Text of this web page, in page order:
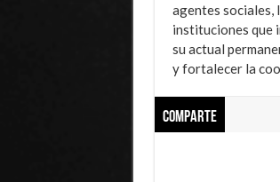
agentes sociales,
instituciones que
su actual
y fortalecer la
Comparte